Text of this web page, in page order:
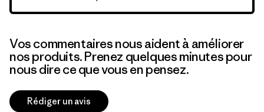
Vos commentaires nous aident à améliorer
nos produits. Prenez quelques minutes pour
nous dire ce que vous en pensez.
Rédiger un avis